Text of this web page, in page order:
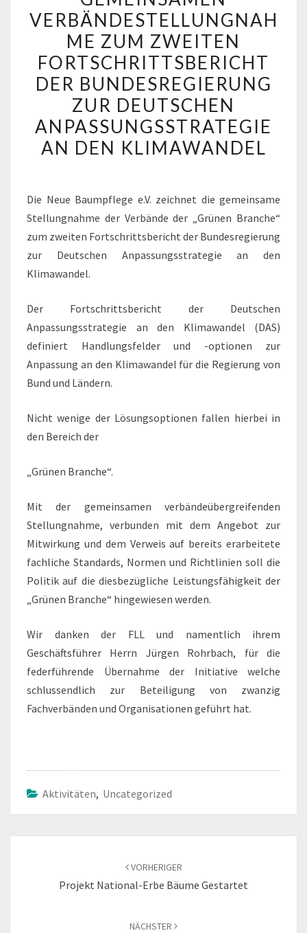
ZEICHNUNG
DER
GEMEINSAMEN
ZUM
ZWEITEN
FORTSCHRITTSBERICHT
DER
DEUTSCHEN
ANPASSUNGSSTRATEGIE
AN
DEN
VERBÄNDESTELLUNGNAH
ME ZUM ZWEITEN
FORTSCHRITTSBERICHT
DER BUNDESREGIERUNG
ZUR DEUTSCHEN
ANPASSUNGSSTRATEGIE
AN DEN KLIMAWANDEL
Die Neue Baumpflege e.V. zeichnet die gemeinsame
Stellungnahme der Verbände der „Grünen Branche“
zum zweiten Fortschrittsbericht der Bundesregierung
zur Deutschen Anpassungsstrategie an den
Klimawandel.
Der Fortschrittsbericht der Deutschen
Anpassungsstrategie an den Klimawandel (DAS)
definiert Handlungsfelder und -optionen zur
Anpassung an den Klimawandel für die Regierung von
Bund und Ländern.
Nicht wenige der Lösungsoptionen fallen hierbei in
den Bereich der
„Grünen Branche“.
Mit der gemeinsamen verbändeübergreifenden
Stellungnahme, verbunden mit dem Angebot zur
Mitwirkung und dem Verweis auf bereits erarbeitete
fachliche Standards, Normen und Richtlinien soll die
Politik auf die diesbezügliche Leistungsfähigkeit der
„Grünen Branche“ hingewiesen werden.
Wir danken der FLL und namentlich ihrem
Geschäftsführer Herrn Jürgen Rohrbach, für die
federführende Übernahme der Initiative welche
schlussendlich zur Beteiligung von zwanzig
Fachverbänden und Organisationen geführt hat.
Aktivitäten, Uncategorized
VORHERIGER
Projekt National-Erbe Bäume Gestartet
NÄCHSTER